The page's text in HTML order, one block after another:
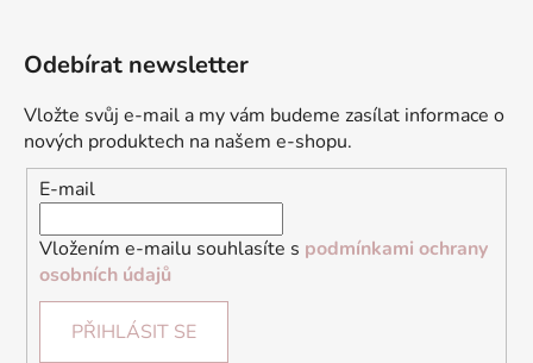
Odebírat newsletter
Vložte svůj e-mail a my vám budeme zasílat informace o
nových produktech na našem e-shopu.
E-mail
Vložením e-mailu souhlasíte s podmínkami ochrany
osobních údajů
PŘIHLÁSIT SE